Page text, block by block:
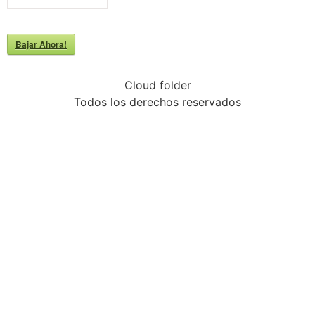
Bajar Ahora!
Cloud folder
Todos los derechos reservados